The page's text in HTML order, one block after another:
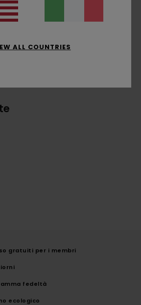
principale] 67% nylon
gratuiti per i membri
fedeltà
ecologico
ALL COUNTRIES